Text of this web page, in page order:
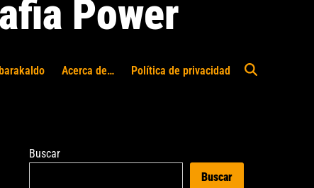
Power
Acerca de… Política de privacidad
Abrir
Buscar
Buscar